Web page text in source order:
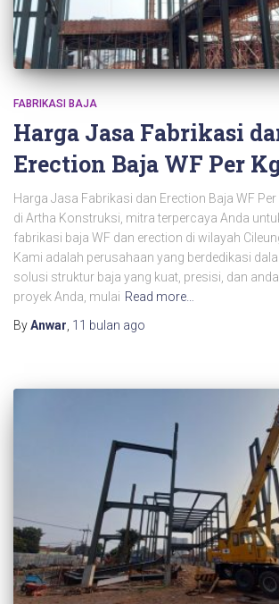
FABRIKASI BAJA
Harga Jasa Fabrikasi
Erection Baja WF Per
Harga Jasa Fabrikasi dan Erection Baja WF
di Artha Konstruksi, mitra terpercaya Anda
fabrikasi baja WF dan erection di wilayah
Kami adalah perusahaan yang berdedikasi
solusi struktur baja yang kuat, presisi, dan
proyek Anda, mulai Read more…
ByAnwar 11 bulan ago